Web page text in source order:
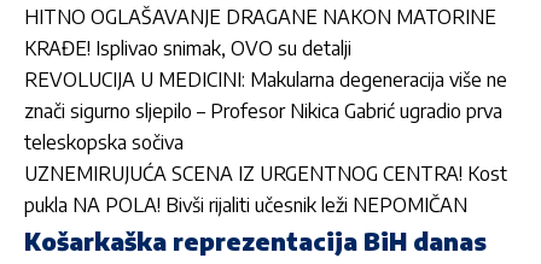
HITNO OGLAŠAVANJE DRAGANE NAKON MATORINE
KRAĐE! Isplivao snimak, OVO su detalji
REVOLUCIJA U MEDICINI: Makularna degeneracija više ne
znači sigurno sljepilo – Profesor Nikica Gabrić ugradio prva
teleskopska sočiva
UZNEMIRUJUĆA SCENA IZ URGENTNOG CENTRA! Kost
pukla NA POLA! Bivši rijaliti učesnik leži NEPOMIČAN
Košarkaška reprezentacija BiH danas